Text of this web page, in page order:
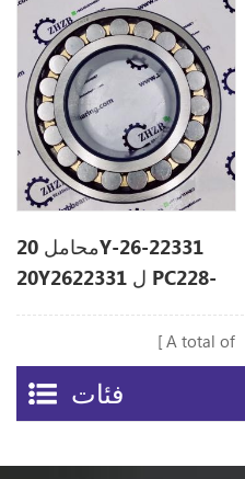
محامل 20Y-26-22331
20Y2622331 ل PC228-
A total of
فئات